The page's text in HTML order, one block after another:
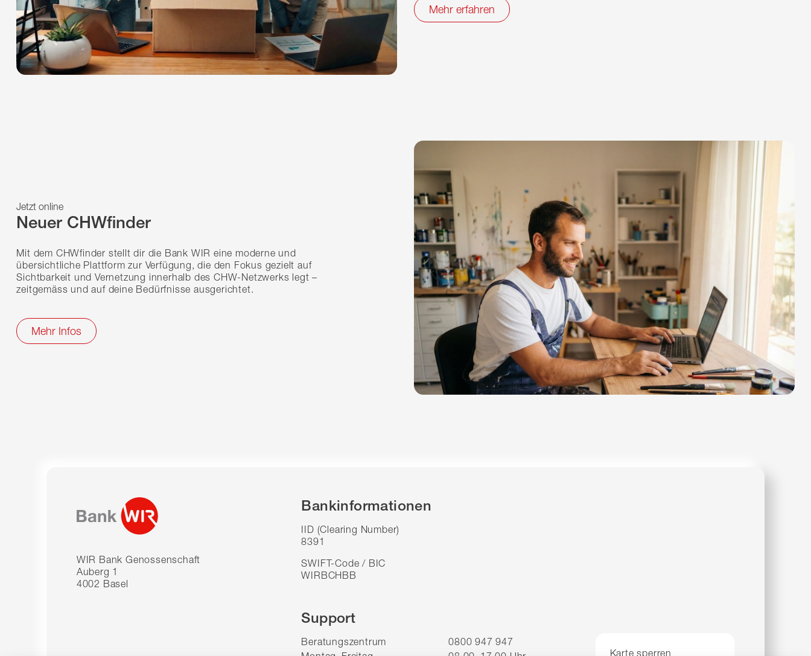
Mehr erfahren
Neuer CHWfinder
Jetzt online
Mit dem CHWfinder stellt dir die Bank WIR eine moderne und
übersichtliche Plattform zur Verfügung, die den Fokus gezielt auf
Sichtbarkeit und Vernetzung innerhalb des CHW-Netzwerks legt –
zeitgemäss und auf deine Bedürfnisse ausgerichtet.
Mehr Infos
WIR Bank Genossenschaft
Auberg 1
4002 Basel
Bankinformationen
IID (Clearing Number)
8391
SWIFT-Code / BIC
WIRBCHBB
Support
Beratungszentrum
0800 947 947
Karte sperren